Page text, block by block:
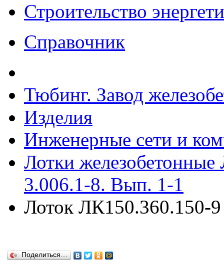
Строительство
Справочник
Тюбинг. Завод
Изделия
Инженерные сети и
Лотки
3.006.1-8. Вып. 1-1
Лоток ЛК150.360.150-
Поделиться…